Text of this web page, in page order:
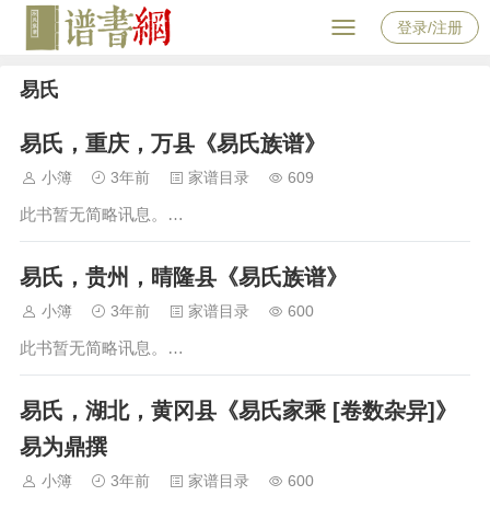
登录/注册
易氏
易氏，重庆，万县《易氏族谱》
小簿 3年前 家谱目录 609
此书暂无简略讯息。…
易氏，贵州，晴隆县《易氏族谱》
小簿 3年前 家谱目录 600
此书暂无简略讯息。…
易氏，湖北，黄冈县《易氏家乘 [卷数杂异]》
易为鼎撰
小簿 3年前 家谱目录 600